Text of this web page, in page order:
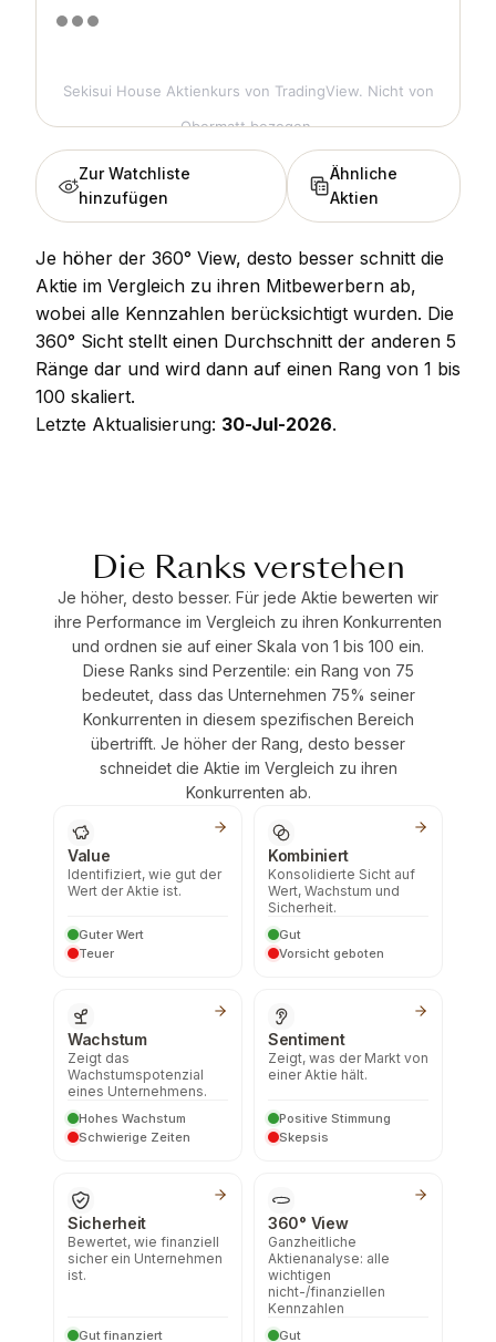
Sekisui House Aktienkurs von TradingView. Nicht von
Obermatt bezogen.
Zur Watchliste
hinzufügen
Ähnliche
Aktien
Je höher der 360° View, desto besser schnitt die
Aktie im Vergleich zu ihren Mitbewerbern ab,
wobei alle Kennzahlen berücksichtigt wurden. Die
360° Sicht stellt einen Durchschnitt der anderen 5
Ränge dar und wird dann auf einen Rang von 1 bis
100 skaliert.
Letzte Aktualisierung: 30-Jul-2026.
Die Ranks verstehen
Je höher, desto besser. Für jede Aktie bewerten wir
ihre Performance im Vergleich zu ihren Konkurrenten
und ordnen sie auf einer Skala von 1 bis 100 ein.
Diese Ranks sind Perzentile: ein Rang von 75
bedeutet, dass das Unternehmen 75% seiner
Konkurrenten in diesem spezifischen Bereich
übertrifft. Je höher der Rang, desto besser
schneidet die Aktie im Vergleich zu ihren
Konkurrenten ab.
Value
Identifiziert, wie gut der
Wert der Aktie ist.
Guter Wert
Teuer
Kombiniert
Konsolidierte Sicht auf
Wert, Wachstum und
Sicherheit.
Gut
Vorsicht geboten
Wachstum
Zeigt das
Wachstumspotenzial
eines Unternehmens.
Hohes Wachstum
Schwierige Zeiten
Sentiment
Zeigt, was der Markt von
einer Aktie hält.
Positive Stimmung
Skepsis
Sicherheit
Bewertet, wie finanziell
sicher ein Unternehmen
ist.
Gut finanziert
360° View
Ganzheitliche
Aktienanalyse: alle
wichtigen
nicht-/finanziellen
Kennzahlen
Gut